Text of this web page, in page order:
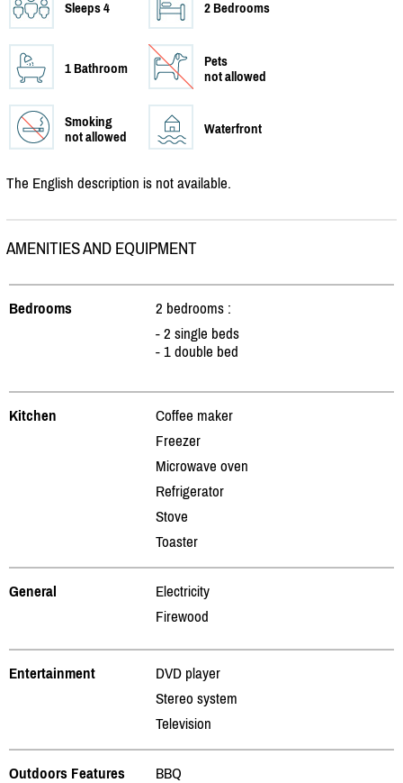
Sleeps 4 2 Bedrooms
1 Bathroom
Pets
not allowed
Smoking
not allowed
Waterfront
The English description is not available.
AMENITIES AND EQUIPMENT
Bedrooms
2 bedrooms :
- 2 single beds
- 1 double bed
Kitchen
Coffee maker
Freezer
Microwave oven
Refrigerator
Stove
Toaster
General
Electricity
Firewood
Entertainment
DVD player
Stereo system
Television
Outdoors Features
BBQ